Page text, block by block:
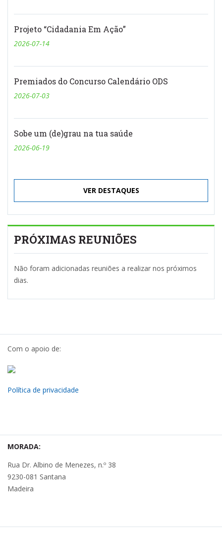
Projeto “Cidadania Em Ação”
2026-07-14
Premiados do Concurso Calendário ODS
2026-07-03
Sobe um (de)grau na tua saúde
2026-06-19
VER DESTAQUES
PRÓXIMAS REUNIÕES
Não foram adicionadas reuniões a realizar nos próximos
dias.
Com o apoio de:
Política de privacidade
MORADA:
Rua Dr. Albino de Menezes, n.º 38
9230-081 Santana
Madeira